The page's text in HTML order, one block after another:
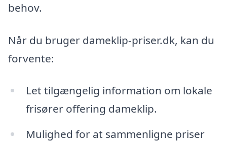
behov.
Når du bruger dameklip-priser.dk, kan du
forvente:
Let tilgængelig information om lokale
frisører offering dameklip.
Mulighed for at sammenligne priser